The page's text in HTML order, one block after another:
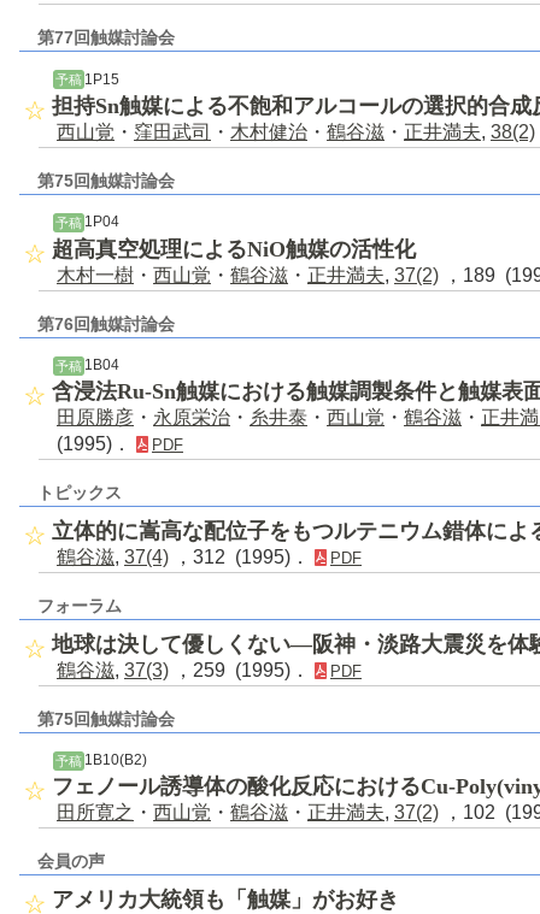
第77回触媒討論会
予稿 1P15
担持Sn触媒による不飽和アルコールの選択的合成
西山覚 ・ 窪田武司 ・ 木村健治 ・ 鶴谷滋 ・ 正井満夫, 38(2)
第75回触媒討論会
予稿 1P04
超高真空処理によるNiO触媒の活性化
木村一樹 ・ 西山覚 ・ 鶴谷滋 ・ 正井満夫, 37(2) ，189
第76回触媒討論会
予稿 1B04
含浸法Ru-Sn触媒における触媒調製条件と触媒表
田原勝彦 ・ 永原栄治 ・ 糸井泰 ・ 西山覚 ・ 鶴谷滋 ・ 正井
(1995)．
PDF
トピックス
立体的に嵩高な配位子をもつルテニウム錯体によ
鶴谷滋, 37(4) ，312 (1995)． PDF
フォーラム
地球は決して優しくない―阪神・淡路大震災を
鶴谷滋, 37(3) ，259 (1995)． PDF
第75回触媒討論会
予稿 1B10(B2)
フェノール誘導体の酸化反応におけるCu-
田所寛之 ・ 西山覚 ・ 鶴谷滋 ・ 正井満夫, 37(2) ，102
会員の声
アメリカ大統領も「触媒」がお好き